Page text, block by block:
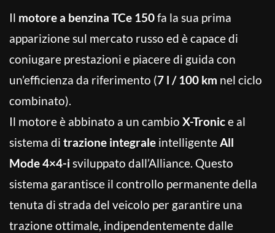
Il motore a benzina TCe 150fa la sua prima
apparizione sul mercato russo ed è capace di
coniugare prestazioni e piacere di guida con
un’efficienza da riferimento (7 l / 100 km nel ciclo
combinato).
Il motore è abbinato a un cambio X-Tronice al
sistema di trazione integrale intelligenteAll
Mode 4×4-i sviluppato dall’Alliance. Questo
sistema garantisce il controllo permanente della
tenuta di strada del veicolo per garantire una
trazione ottimale, indipendentemente dalle